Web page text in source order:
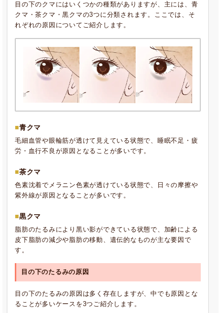
目の下のクマにはいくつかの種類がありますが、主には、青
クマ・茶クマ・黒クマの3つに分類されます。ここでは、そ
れぞれの原因についてご紹介します。
青クマ
毛細血管や眼輪筋が透けて見えている状態で、睡眠不足・疲
労・血行不良が原因となることが多いです。
茶クマ
色素沈着でメラニン色素が透けている状態で、日々の摩擦や
紫外線が原因となることが多いです。
黒クマ
脂肪のたるみにより黒い影ができている状態で、加齢による
皮下脂肪の減少や脂肪の移動、遺伝的なものが主な要因で
す。
目の下のたるみの原因
目の下のたるみの原因は多く存在しますが、中でも原因とな
ることが多いケースを3つご紹介します。